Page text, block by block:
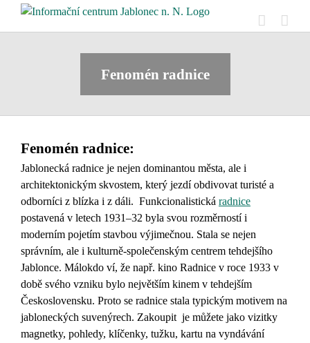
Fenomén radnice
Fenomén radnice:
Jablonecká radnice je nejen dominantou města, ale i
architektonickým skvostem, který jezdí obdivovat turisté a
odborníci z blízka i z dáli. Funkcionalistická radnice
postavená v letech 1931–32 byla svou rozměrností i
moderním pojetím stavbou výjimečnou. Stala se nejen
správním, ale i kulturně-společenským centrem tehdejšího
Jablonce. Málokdo ví, že např. kino Radnice v roce 1933 v
době svého vzniku bylo největším kinem v tehdejším
Československu. Proto se radnice stala typickým motivem na
jabloneckých suvenýrech. Zakoupit je můžete jako vizitky
magnetky, pohledy, klíčenky, tužku, kartu na vyndávání